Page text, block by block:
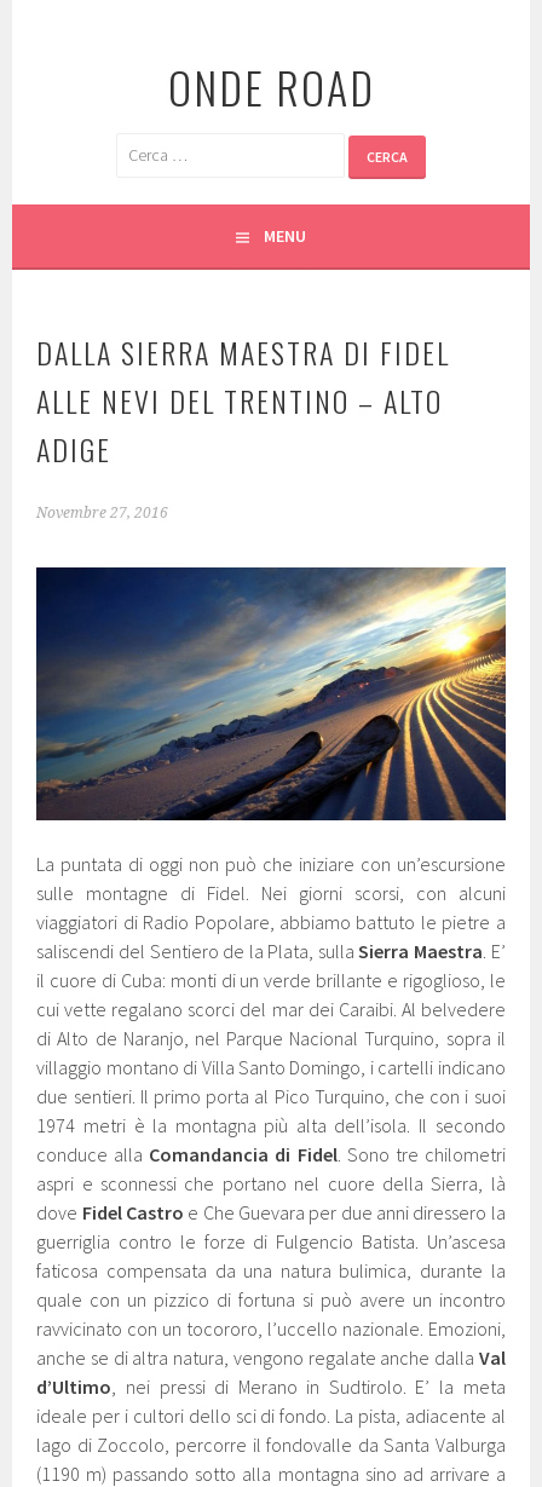
ONDE ROAD
Ricerca
MENU
DALLA SIERRA MAESTRA DI FIDEL
ALLE NEVI DEL TRENTINO – ALTO
ADIGE
Novembre 27, 2016
La puntata di oggi non può che iniziare con un’escursione
sulle montagne di Fidel. Nei giorni scorsi, con alcuni
viaggiatori di Radio Popolare, abbiamo battuto le pietre a
saliscendi del Sentiero de la Plata, sullaSierra Maestra . E’
il cuore di Cuba: monti di un verde brillante e rigoglioso, le
cui vette regalano scorci del mar dei Caraibi. Al belvedere
di Alto de Naranjo, nel Parque Nacional Turquino, sopra il
villaggio montano di Villa Santo Domingo, i cartelli indicano
due sentieri. Il primo porta al Pico Turquino, che con i suoi
1974 metri è la montagna più alta dell’isola. Il secondo
conduce alla Comandancia di Fidel. Sono tre chilometri
aspri e sconnessi che portano nel cuore della Sierra, là
dove Fidel Castro e Che Guevara per due anni diressero la
guerriglia contro le forze di Fulgencio Batista. Un’ascesa
faticosa compensata da una natura bulimica, durante la
quale con un pizzico di fortuna si può avere un incontro
ravvicinato con un tocororo, l’uccello nazionale. Emozioni,
anche se di altra natura, vengono regalate anche dalla Val
d’Ultimo , nei pressi di Merano in Sudtirolo. E’ la meta
ideale per i cultori dello sci di fondo. La pista, adiacente al
lago di Zoccolo, percorre il fondovalle da Santa Valburga
(1190 m) passando sotto alla montagna sino ad arrivare a